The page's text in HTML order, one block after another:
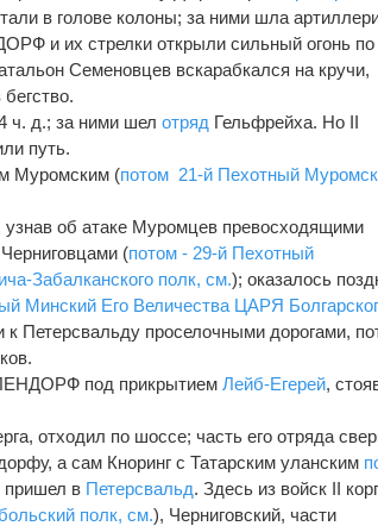
в голове колоны; за ними шла
и их стрелки открыли сильный огонь по
Семеновцев вскарабкался на кручи,
ч. д.; за ними шелотряд Гельфрейха. Но II
путь.
Муромским (потом 21-й Пехотный
об атаке Муромцев превосходящими
(потом - 29-й Пехотный
Забалканского полк, см.); оказалось
Минский Его Величества ЦАРЯ
Петерсвальду проселочными дорогами,
под прикрытиемЛейб-Егерей,
отходил по шоссе; часть его отряда
а сам Кноринг с Татарским уланским
пришел в Петерсвальд. Здесь из войск II
полк, см.), Черниговский, части